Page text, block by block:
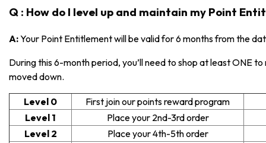
Q : How do I level up and maintain my Point
A:Your Point Entitlement will be valid for 6 months from the
During this 6-month period, you’ll need to shop at least ONE
moved down.
Level 0
First join our points reward program
Level 1
Place your 2nd-3rd order
Level 2
Place your 4th-5th order